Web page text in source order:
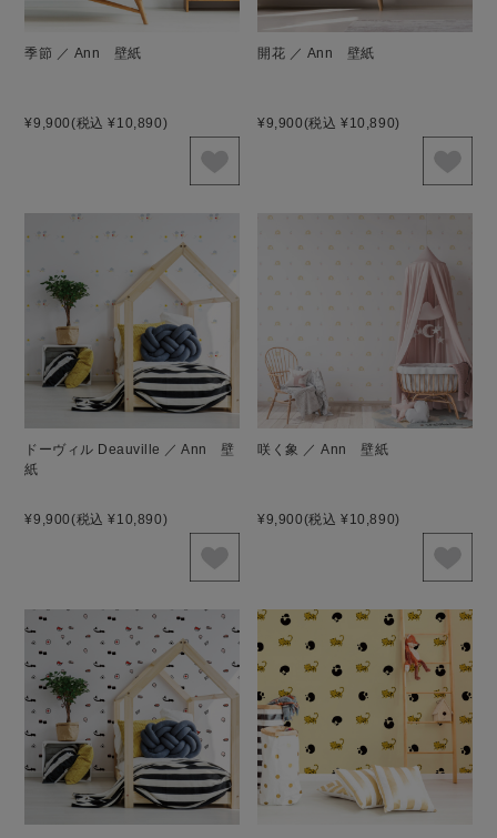
季節 ／ Ann 壁紙
¥9,900(税込 ¥10,890)
開花 ／ Ann 壁紙
¥9,900(税込 ¥10,890)
ドーヴィル Deauville ／ Ann 壁
紙
¥9,900(税込 ¥10,890)
咲く象 ／ Ann 壁紙
¥9,900(税込 ¥10,890)